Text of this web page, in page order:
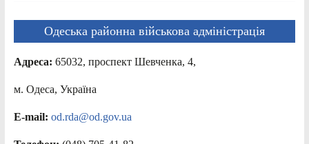
Одеська районна військова адміністрація
Адреса: 65032, проспект Шевченка, 4,
м. Одеса, Україна
E-mail: od.rda@od.gov.ua